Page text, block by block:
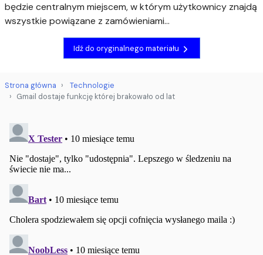
będzie centralnym miejscem, w którym użytkownicy znajdą
wszystkie powiązane z zamówieniami...
Idź do oryginalnego materiału
Strona główna
Technologie
Gmail dostaje funkcję której brakowało od lat